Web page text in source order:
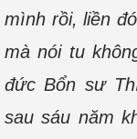
mình rồi, liền
mà nói tu
đức Bổn sư
sau sáu năm